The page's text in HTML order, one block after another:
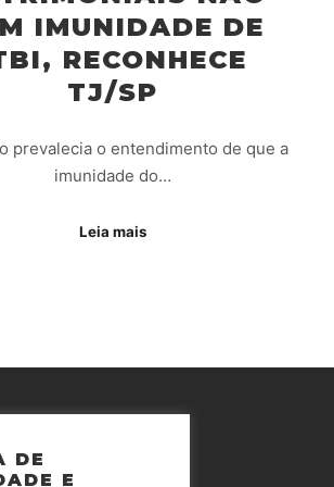
IMUNIDADE DE
RECONHECE
TJ/SP
prevalecia o entendimento de que a
imunidade do…
Leia mais
DE
E